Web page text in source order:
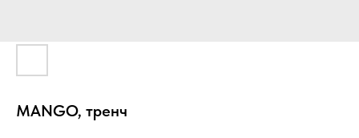
MANGO, тренч